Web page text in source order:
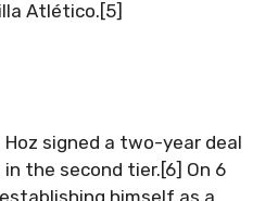
Atlético.[5]
Hoz signed a two-year deal
the second tier.[6] On 6
himself as a